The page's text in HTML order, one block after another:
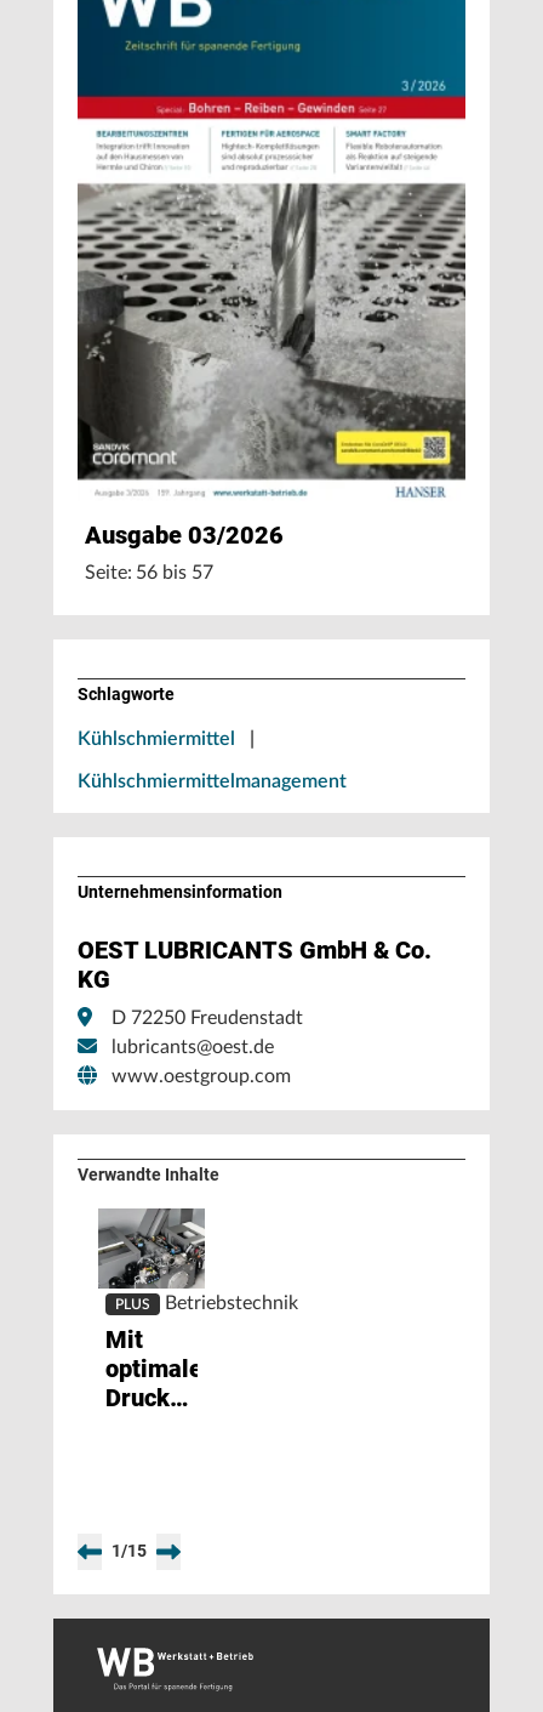
Ausgabe 03/2026
Seite: 56 bis 57
Schlagworte
Kühlschmiermittel
Kühlschmiermittelmanagement
Unternehmens­information
OEST LUBRICANTS GmbH & Co.
KG
D 72250 Freudenstadt
lubricants@oest.de
www.oestgroup.com
Verwandte Inhalte
PLUS Betriebstechnik
Mit
optimalem
Druck
1/15